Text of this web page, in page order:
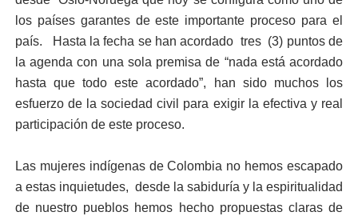
los países garantes de este importante proceso para el
país. Hasta la fecha se han acordado tres (3) puntos de
la agenda con una sola premisa de “nada está acordado
hasta que todo este acordado”, han sido muchos los
esfuerzo de la sociedad civil para exigir la efectiva y real
participación de este proceso.
Las mujeres indígenas de Colombia no hemos escapado
a estas inquietudes, desde la sabiduría y la espiritualidad
de nuestro pueblos hemos hecho propuestas claras de